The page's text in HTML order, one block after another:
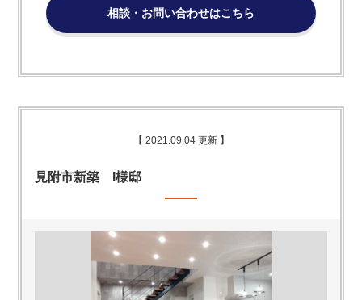
相談・お問い合わせはこちら
【 2021.09.04 更新 】
見附市新築 I様邸